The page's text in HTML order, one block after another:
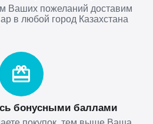
Ваших пожеланий доставим
в любой город Казахстана
бонусными баллами